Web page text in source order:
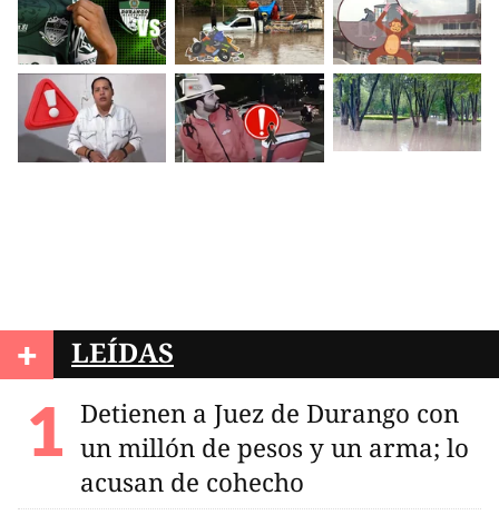
+ LEÍDAS
Detienen a Juez de Durango con
un millón de pesos y un arma; lo
acusan de cohecho